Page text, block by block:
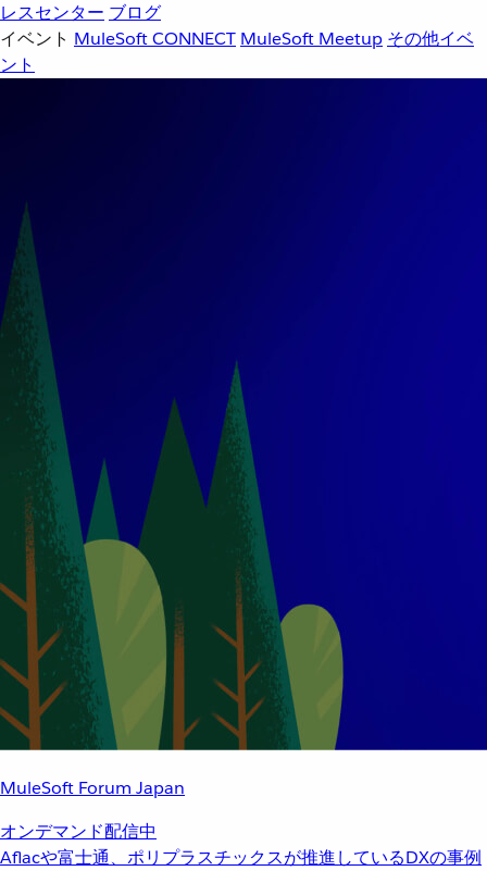
レスセンター ブログ
イベント MuleSoft CONNECT MuleSoft Meetup その他イベ
ント
MuleSoft Forum Japan
オンデマンド配信中
Aflacや富士通、ポリプラスチックスが推進しているDXの事例